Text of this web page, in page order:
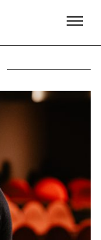
PRENSA